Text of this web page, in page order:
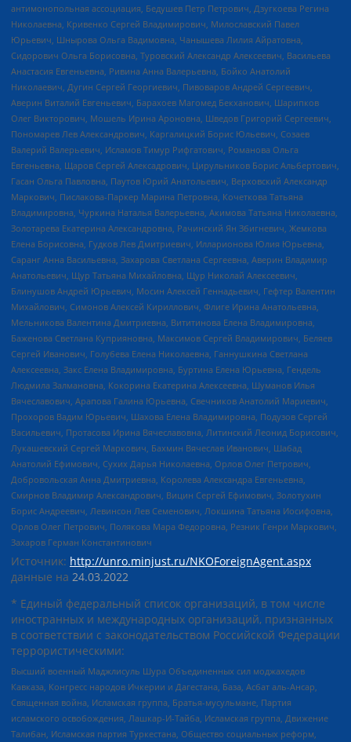
антимонопольная ассоциация, Бедушев Петр Петрович, Дзугкоева Регина
Николаевна, Кривенко Сергей Владимирович, Милославский Павел
Юрьевич, Шнырова Ольга Вадимовна, Чанышева Лилия Айратовна,
Сидорович Ольга Борисовна, Туровский Александр Алексеевич, Васильева
Анастасия Евгеньевна, Ривина Анна Валерьевна, Бойко Анатолий
Николаевич, Дугин Сергей Георгиевич, Пивоваров Андрей Сергеевич,
Аверин Виталий Евгеньевич, Барахоев Магомед Бекханович, Шарипков
Олег Викторович, Мошель Ирина Ароновна, Шведов Григорий Сергеевич,
Пономарев Лев Александрович, Каргалицкий Борис Юльевич, Созаев
Валерий Валерьевич, Исламов Тимур Рифгатович, Романова Ольга
Евгеньевна, Щаров Сергей Алексадрович, Цирульников Борис Альбертович,
Гасан Ольга Павловна, Паутов Юрий Анатольевич, Верховский Александр
Маркович, Пислакова-Паркер Марина Петровна, Кочеткова Татьяна
Владимировна, Чуркина Наталья Валерьевна, Акимова Татьяна Николаевна,
Золотарева Екатерина Александровна, Рачинский Ян Збигневич, Жемкова
Елена Борисовна, Гудков Лев Дмитриевич, Илларионова Юлия Юрьевна,
Саранг Анна Васильевна, Захарова Светлана Сергеевна, Аверин Владимир
Анатольевич, Щур Татьяна Михайловна, Щур Николай Алексеевич,
Блинушов Андрей Юрьевич, Мосин Алексей Геннадьевич, Гефтер Валентин
Михайлович, Симонов Алексей Кириллович, Флиге Ирина Анатольевна,
Мельникова Валентина Дмитриевна, Вититинова Елена Владимировна,
Баженова Светлана Куприяновна, Максимов Сергей Владимирович, Беляев
Сергей Иванович, Голубева Елена Николаевна, Ганнушкина Светлана
Алексеевна, Закс Елена Владимировна, Буртина Елена Юрьевна, Гендель
Людмила Залмановна, Кокорина Екатерина Алексеевна, Шуманов Илья
Вячеславович, Арапова Галина Юрьевна, Свечников Анатолий Мариевич,
Прохоров Вадим Юрьевич, Шахова Елена Владимировна, Подузов Сергей
Васильевич, Протасова Ирина Вячеславовна, Литинский Леонид Борисович,
Лукашевский Сергей Маркович, Бахмин Вячеслав Иванович, Шабад
Анатолий Ефимович, Сухих Дарья Николаевна, Орлов Олег Петрович,
Добровольская Анна Дмитриевна, Королева Александра Евгеньевна,
Смирнов Владимир Александрович, Вицин Сергей Ефимович, Золотухин
Борис Андреевич, Левинсон Лев Семенович, Локшина Татьяна Иосифовна,
Орлов Олег Петрович, Полякова Мара Федоровна, Резник Генри Маркович,
Захаров Герман Константинович
Источник: http://unro.minjust.ru/NKOForeignAgent.aspx
данные на 24.03.2022
* Единый федеральный список организаций, в том числе
иностранных и международных организаций, признанных
в соответствии с законодательством Российской Федерации
террористическими:
Высший военный Маджлисуль Шура Объединенных сил моджахедов
Кавказа, Конгресс народов Ичкерии и Дагестана, База, Асбат аль-Ансар,
Священная война, Исламская группа, Братья-мусульмане, Партия
исламского освобождения, Лашкар-И-Тайба, Исламская группа, Движение
Талибан, Исламская партия Туркестана, Общество социальных реформ,